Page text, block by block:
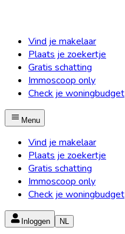
Vind je makelaar
Plaats je zoekertje
Gratis schatting
Immoscoop only
Check je woningbudget
Menu
Vind je makelaar
Plaats je zoekertje
Gratis schatting
Immoscoop only
Check je woningbudget
Inloggen NL